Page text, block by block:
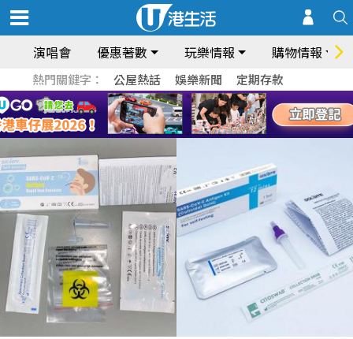
演唱會 優惠著數 玩樂情報 購物情報
熱門關鍵字： 公屋熱話 娛樂新聞 定期存款